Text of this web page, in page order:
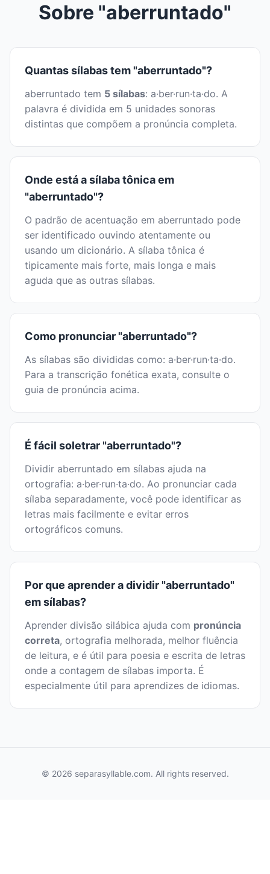
Sobre "aberruntado"
Quantas sílabas tem "aberruntado"?
aberruntado tem 5 sílabas: a·ber·run·ta·do. A
palavra é dividida em 5 unidades sonoras
distintas que compõem a pronúncia completa.
Onde está a sílaba tônica em
"aberruntado"?
O padrão de acentuação em aberruntado pode
ser identificado ouvindo atentamente ou
usando um dicionário. A sílaba tônica é
tipicamente mais forte, mais longa e mais
aguda que as outras sílabas.
Como pronunciar "aberruntado"?
As sílabas são divididas como: a·ber·run·ta·do.
Para a transcrição fonética exata, consulte o
guia de pronúncia acima.
É fácil soletrar "aberruntado"?
Dividir aberruntado em sílabas ajuda na
ortografia: a·ber·run·ta·do. Ao pronunciar cada
sílaba separadamente, você pode identificar as
letras mais facilmente e evitar erros
ortográficos comuns.
Por que aprender a dividir "aberruntado"
em sílabas?
Aprender divisão silábica ajuda com pronúncia
correta, ortografia melhorada, melhor fluência
de leitura, e é útil para poesia e escrita de letras
onde a contagem de sílabas importa. É
especialmente útil para aprendizes de idiomas.
© 2026 separasyllable.com. All rights reserved.